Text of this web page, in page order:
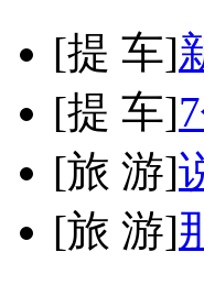
[提 车]
[提 车]
[旅 游]
[旅 游]